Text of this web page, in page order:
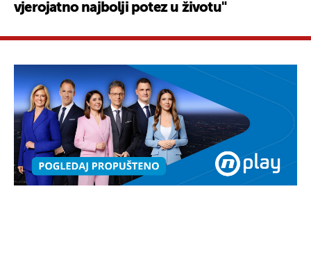
vjerojatno najbolji potez u životu"